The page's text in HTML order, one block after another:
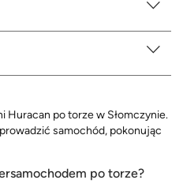
Huracan po torze w Słomczynie.
samochód, pokonując
po torze?